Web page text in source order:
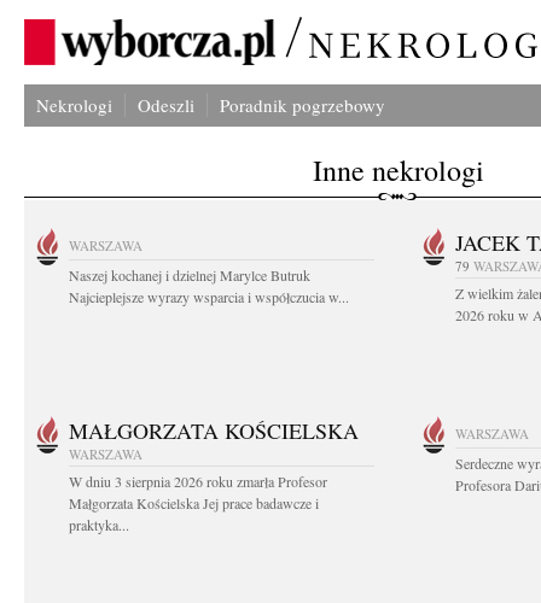
Nekrologi Odeszli Poradnik pogrzebowy
Inne nekrologi
WARSZAWA
Naszej kochanej i dzielnej Marylce Butruk
Najcieplejsze wyrazy wsparcia i współczucia w...
JACEK
79
Z wielkim
2026 roku w
MAŁGORZATA KOŚCIELSKA
WARSZAWA
W dniu 3 sierpnia 2026 roku zmarła Profesor
Małgorzata Kościelska Jej prace badawcze i
praktyka...
WARSZAWA
Serdeczne
Profesora